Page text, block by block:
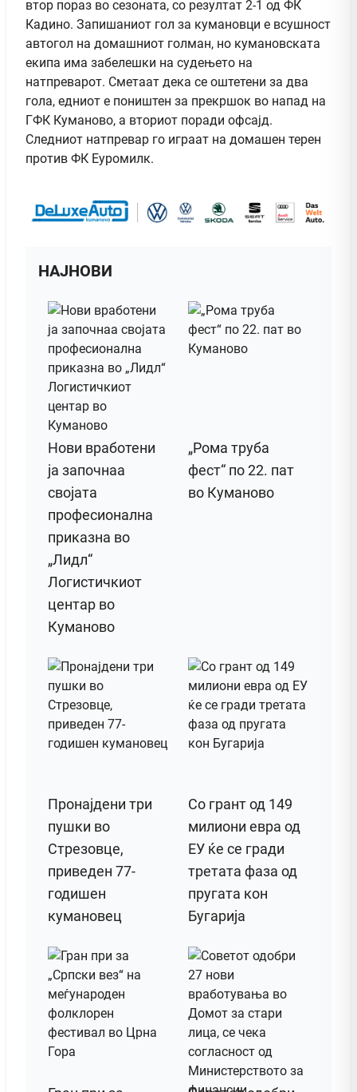
втор пораз во сезоната, со резултат 2-1 од ФК
Кадино. Запишаниот гол за кумановци е всушност
автогол на домашниот голман, но кумановската
екипа има забелешки на судењето на
натпреварот. Сметаат дека се оштетени за два
гола, едниот е поништен за прекршок во напад на
ГФК Куманово, а вториот поради офсајд.
Следниот натпревар го играат на домашен терен
против ФК Еуромилк.
НАЈНОВИ
Нови вработени
ја започнаа
својата
професионална
приказна во
„Лидл“
Логистичкиот
центар во
Куманово
„Рома труба
фест“ по 22. пат
во Куманово
Пронајдени три
пушки во
Стрезовце,
приведен 77-
годишен
кумановец
Со грант од 149
милиони евра од
ЕУ ќе се гради
третата фаза од
пругата кон
Бугарија